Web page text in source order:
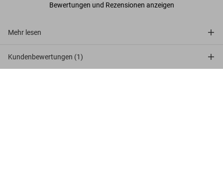
Bewertungen und Rezensionen anzeigen
Mehr lesen
Kundenbewertungen (1)